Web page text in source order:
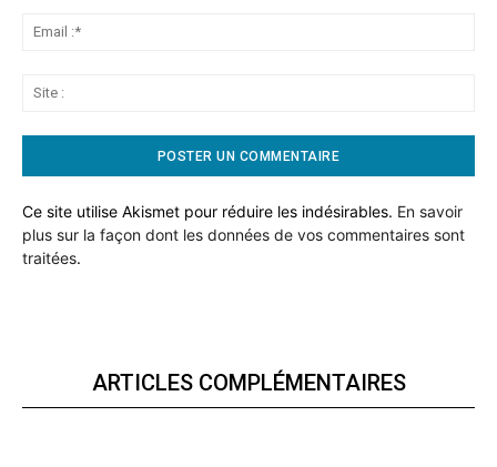
Ce site utilise Akismet pour réduire les indésirables. En savoir
plus sur la façon dont les données de vos commentaires sont
traitées.
ARTICLES COMPLÉMENTAIRES